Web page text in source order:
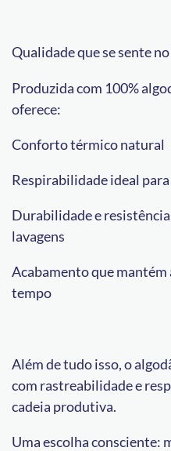
Qualidade que se sente
Produzida com 100%
oferece:
Conforto térmico natural
Respirabilidade ideal
Durabilidade e
lavagens
Acabamento que
tempo
Além de tudo isso, o
com rastreabilidade e
cadeia produtiva.
Uma escolha consciente: